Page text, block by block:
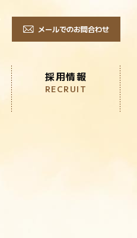
メールでのお問合わせ
採用情報
RECRUIT